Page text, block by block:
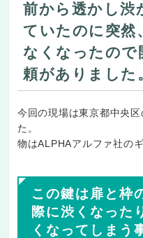
前から透かし渋
ていたのに突然
なくなったので
頼がありました
今回の現場は東京都中央
た。
物はALPHAアルファ社の
この鍵は扉と枠
際に渋くなった
くなってしまう